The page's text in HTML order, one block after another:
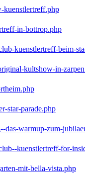
kuenstlertreff.php
in-bottrop.php
kuenstlertreff-beim-
kultshow-in-
star-parade.php
das-warmup-zum-
kuenstlertreff-for-
mit-bella-vista.php